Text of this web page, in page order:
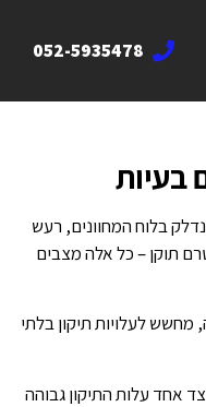
052-5935478
בעיות
בלוח המחוונים, רעש
תוקן – כל אלה מצבים
מחשש לעלויות תיקון בלתי
אחד עלות התיקון גבוהה